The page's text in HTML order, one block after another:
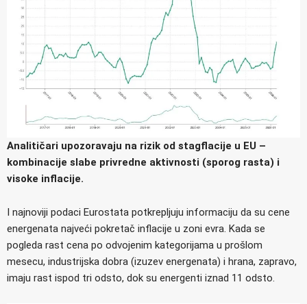
Analitičari upozoravaju na rizik od stagflacije u EU –
kombinacije slabe privredne aktivnosti (sporog rasta) i
visoke inflacije.
I najnoviji podaci Eurostata potkrepljuju informaciju da su cene
energenata najveći pokretač inflacije u zoni evra. Kada se
pogleda rast cena po odvojenim kategorijama u prošlom
mesecu, industrijska dobra (izuzev energenata) i hrana, zapravo,
imaju rast ispod tri odsto, dok su energenti iznad 11 odsto.